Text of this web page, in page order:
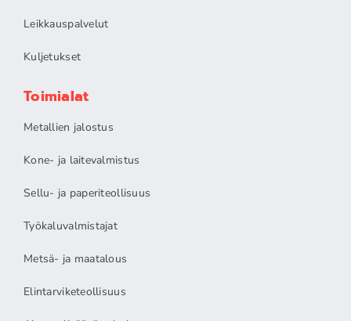
Leikkauspalvelut
Kuljetukset
Toimialat
Metallien jalostus
Kone- ja laitevalmistus
Sellu- ja paperiteollisuus
Työkaluvalmistajat
Metsä- ja maatalous
Elintarviketeollisuus